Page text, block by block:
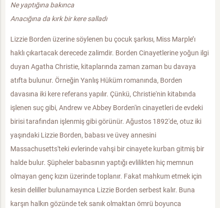
Ne yaptığına bakınca
Anacığına da kırk bir kere salladı
Lizzie Borden üzerine söylenen bu çocuk şarkısı, Miss Marple’ı
haklı çıkartacak derecede zalimdir. Borden Cinayetlerine yoğun ilgi
duyan Agatha Christie, kitaplarında zaman zaman bu davaya
atıfta bulunur. Örneğin Yanlış Hüküm romanında, Borden
davasına iki kere referans yapılır. Çünkü, Christie'nin kitabında
işlenen suç gibi, Andrew ve Abbey Borden'in cinayetleri de evdeki
birisi tarafından işlenmiş gibi görünür. Ağustos 1892'de, otuz iki
yaşındaki Lizzie Borden, babası ve üvey annesini
Massachusetts'teki evlerinde vahşi bir cinayete kurban gitmiş bir
halde bulur. Şüpheler babasının yaptığı evlilikten hiç memnun
olmayan genç kızın üzerinde toplanır. Fakat mahkum etmek için
kesin deliller bulunamayınca Lizzie Borden serbest kalır. Buna
karşın halkın gözünde tek sanık olmaktan ömrü boyunca